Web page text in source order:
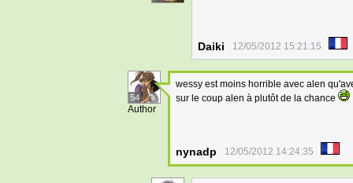
Daiki 12/05/2012 15:21:15
54
Author
wessy est moins horrible avec alen
sur le coup alen à plutôt de la chance
nynadp 12/05/2012 14:24:35